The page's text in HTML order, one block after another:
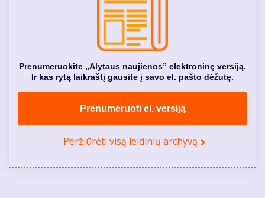
Prenumeruokite „Alytaus naujienos” elektroninę versiją.
Ir kas rytą laikraštį gausite į savo el. pašto dėžutę.
Prenumeruoti el. versiją
Peržiūrėti visą leidinių archyvą